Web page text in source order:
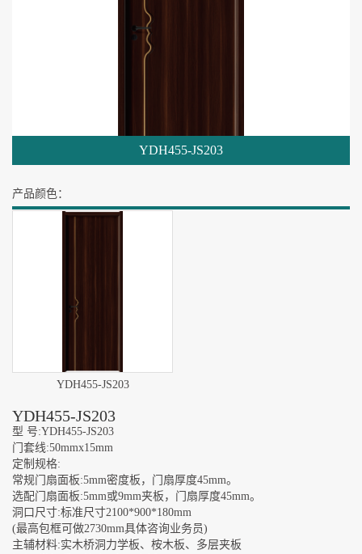
YDH455-JS203
YDH455-JS203
型 号:YDH455-JS203
门套线:50mmx15mm
定制规格:
常规门扇面板:5mm密度板，门扇厚度45mm。
选配门扇面板:5mm或9mm夹板，门扇厚度45mm。
洞口尺寸:标准尺寸2100*900*180mm
(最高包框可做2730mm具体咨询业务员)
主辅材料:实木桥洞力学板、桉木板、多层夹板
产品颜色：
YDH455-JS203